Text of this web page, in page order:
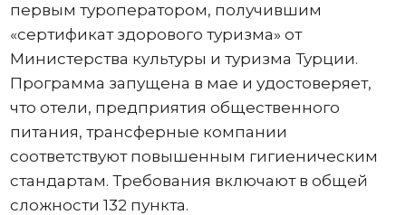
первым туроператором, получившим
«сертификат здорового туризма» от
Министерства культуры и туризма Турции.
Программа запущена в мае и удостоверяет,
что отели, предприятия общественного
питания, трансферные компании
соответствуют повышенным гигиеническим
стандартам. Требования включают в общей
сложности 132 пункта.